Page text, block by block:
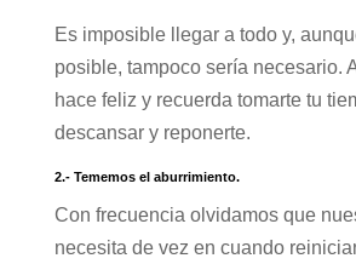
Es imposible llegar a todo y,
posible, tampoco sería necesario.
hace feliz y recuerda tomarte tu
descansar y reponerte.
2.- Tememos el aburrimiento.
Con frecuencia olvidamos que
necesita de vez en cuando